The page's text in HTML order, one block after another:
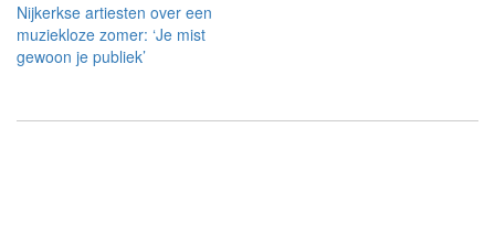
Nijkerkse artiesten over een
muziekloze zomer: ‘Je mist
gewoon je publiek’